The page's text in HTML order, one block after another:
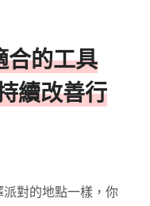
合的工具
續改善行
派對的地點一樣，你